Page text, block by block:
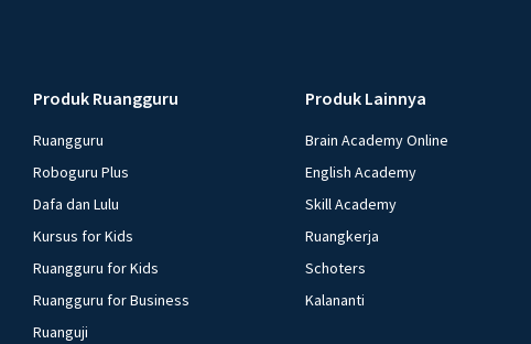
Produk Ruangguru
Ruangguru
Roboguru Plus
Dafa dan Lulu
Kursus for Kids
Ruangguru for Kids
Ruangguru for Business
Ruanguji
Produk Lainnya
Brain Academy Online
English Academy
Skill Academy
Ruangkerja
Schoters
Kalananti